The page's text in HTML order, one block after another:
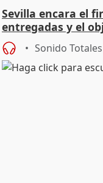
Sevilla encara el
entregadas y el
Sonido Totales